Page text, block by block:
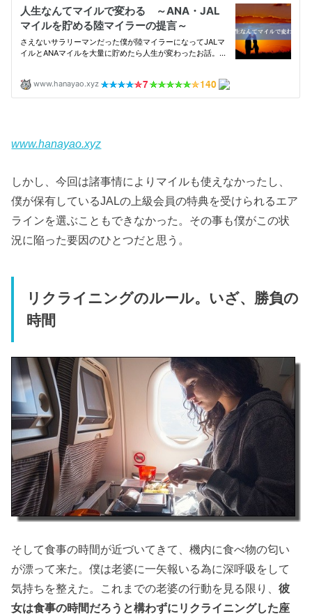
www.hanayao.xyz
しかし、今回は諸事情によりマイルも使えなかったし、
僕が保有しているJALの上級会員の特典を受けられるエア
ラインを選ぶこともできなかった。その事も僕がこの状
況に陥った要因のひとつだと思う。
リクライニングのルール。いざ、勝負の
時間
そして食事の時間が近づいてきて、機内に食べ物の匂い
が漂って来た。僕は老婆に一矢報いる為に深呼吸をして
気持ちを整えた。これまでの老婆の行動を見る限り、彼
女は食事の時間だろうと構わずにリクライニングした座